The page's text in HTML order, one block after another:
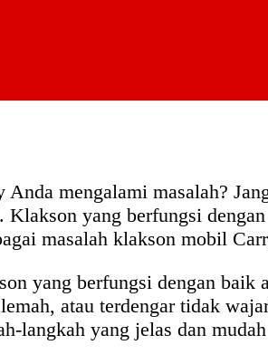
mengalami masalah?
yang berfungsi
masalah klakson mobil
yang berfungsi dengan
atau terdengar tidak
langkah yang jelas dan